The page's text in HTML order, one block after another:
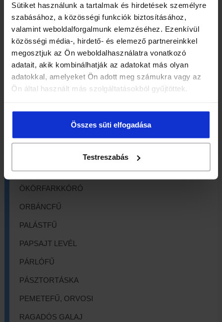
Sütiket használunk a tartalmak és hirdetések személyre
szabásához, a közösségi funkciók biztosításához,
valamint weboldalforgalmunk elemzéséhez. Ezenkívül
közösségi média-, hirdető- és elemező partnereinkkel
megosztjuk az Ön weboldalhasználatra vonatkozó
adatait, akik kombinálhatják az adatokat más olyan
adatokkal, amelyeket Ön adott meg számukra vagy az
Ön által használt más szolgáltatásokból gyűjtöttek.
Összes süti elfogadása
Testreszabás
MACSKAMENTA
MAJORÁNNA
MÁLNALEVÉL
MÁLYVALEVÉL
MÁRIATÖVIS
NYÍRFALEVÉL
ÖKÖRFARKKÓRÓ
ORBÁNCFŰ
PALÁSTFŰ
PAPSAJT LEVÉL
PÁRLÓFŰ
PÁSZTORTÁSKA
PEMETEFŰ, ORVOSI
RAGADÓS GALAJ